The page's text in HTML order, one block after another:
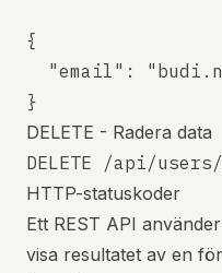
{
"email":
DELETE - Radera data
HTTP-statuskoder
Ett REST API
visa resultatet av en